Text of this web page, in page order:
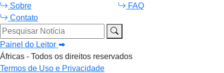
Sobre
FAQ
Contato
Pesquisar Notícia
Painel do Leitor
Áfricas - Todos os direitos reservados
Termos de Uso e Privacidade